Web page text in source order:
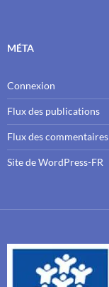
MÉTA
Connexion
Flux des publications
Flux des commentaires
Site de WordPress-FR